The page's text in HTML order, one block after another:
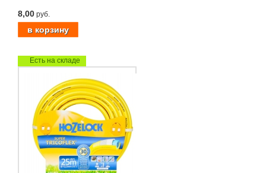
8,00 руб.
Есть на складе